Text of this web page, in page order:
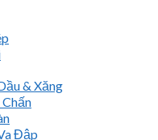
& Xăng
Đập